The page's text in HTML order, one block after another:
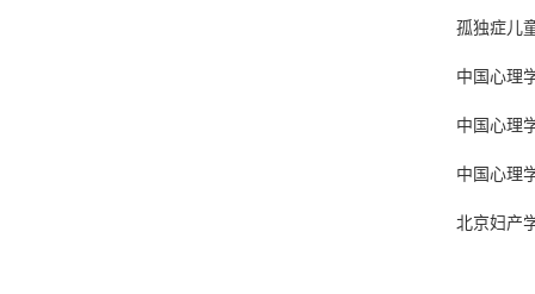
孤独症儿
中国心理
中国心理
中国心理
北京妇产